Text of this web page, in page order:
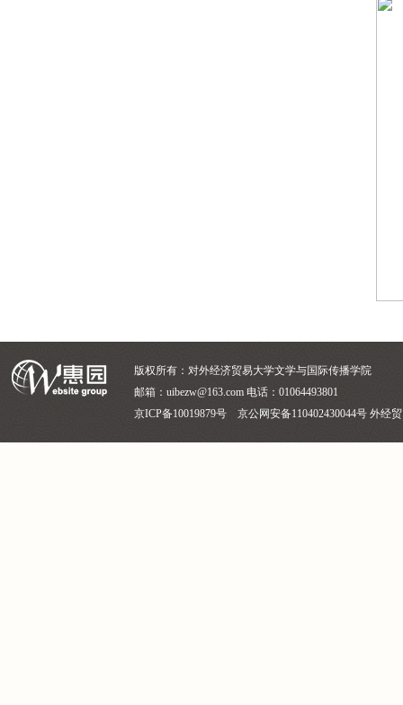
版权所有：对外经济贸易大学文学与国际传播学院
邮箱：uibezw@163.com 电话：01064493801
京ICP备10019879号 京公网安备110402430044号 外经贸